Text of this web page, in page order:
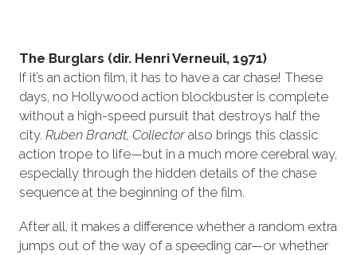
The Burglars (dir. Henri Verneuil, 1971)
If it’s an action film, it has to have a car chase! These
days, no Hollywood action blockbuster is complete
without a high-speed pursuit that destroys half the
city. Ruben Brandt, Collectoralso brings this classic
action trope to life—but in a much more cerebral way,
especially through the hidden details of the chase
sequence at the beginning of the film.
After all, it makes a difference whether a random extra
jumps out of the way of a speeding car—or whether